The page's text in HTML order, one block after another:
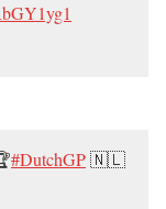
#DutchGP🇳🇱